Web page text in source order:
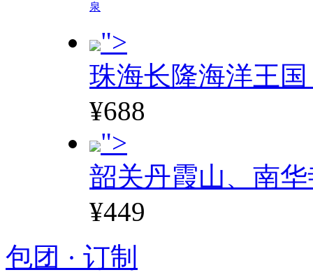
泉
">
珠海长隆海洋王
¥688
">
韶关丹霞山、南
¥449
包团 · 订制